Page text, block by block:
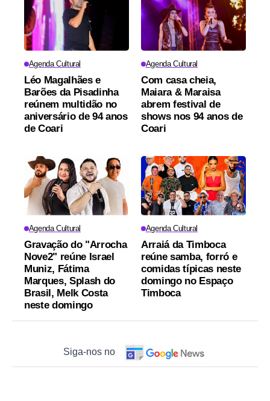
Agenda Cultural
Léo Magalhães e
Barões da Pisadinha
reúnem multidão no
aniversário de 94 anos
de Coari
Agenda Cultural
Com casa cheia,
Maiara & Maraisa
abrem festival de
shows nos 94 anos de
Coari
Agenda Cultural
Gravação do "Arrocha
Nove2" reúne Israel
Muniz, Fátima
Marques, Splash do
Brasil, Melk Costa
neste domingo
Agenda Cultural
Arraiá da Timboca
reúne samba, forró e
comidas típicas neste
domingo no Espaço
Timboca
Siga-nos no